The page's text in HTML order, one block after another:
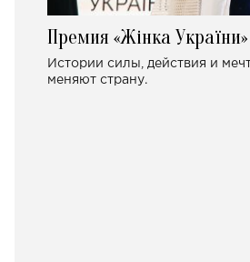
Премия «Жінка України»
Истории силы, действия и
меняют страну.